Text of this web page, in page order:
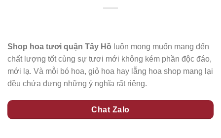
Shop hoa tươi quận Tây Hồ luôn mong muốn mang đến
chất lượng tốt cùng sự tươi mới không kém phần độc đáo,
mới lạ. Và mỗi bó hoa, giỏ hoa hay lẵng hoa shop mang lại
đều chứa đựng những ý nghĩa rất riêng.
Chat Zalo